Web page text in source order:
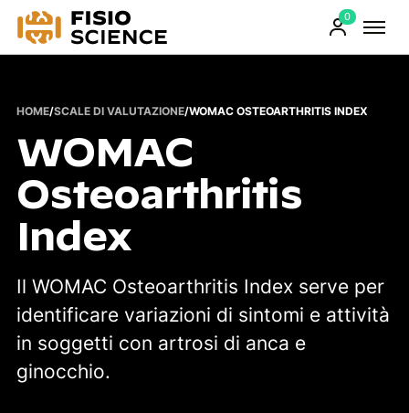
0
Prodotti
HOME/SCALE DI VALUTAZIONE/WOMAC OSTEOARTHRITIS INDEX
WOMAC
Osteoarthritis
Index
Il WOMAC Osteoarthritis Index serve per
identificare variazioni di sintomi e attività
in soggetti con artrosi di anca e
ginocchio.